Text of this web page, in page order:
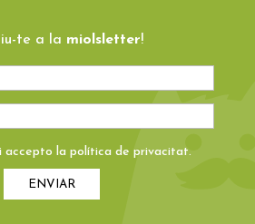
te a la miolsletter!
accepto lapolítica de privacitat.